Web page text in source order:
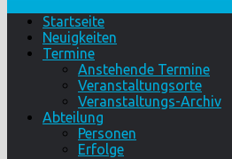
Startseite
Neuigkeiten
Termine
Anstehende Termine
Veranstaltungsorte
Veranstaltungs-Archiv
Abteilung
Personen
Erfolge